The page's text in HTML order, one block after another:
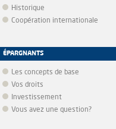
Historique
Coopération internationale
ÉPARGNANTS
Les concepts de base
Vos droits
Investissement
Vous avez une question?